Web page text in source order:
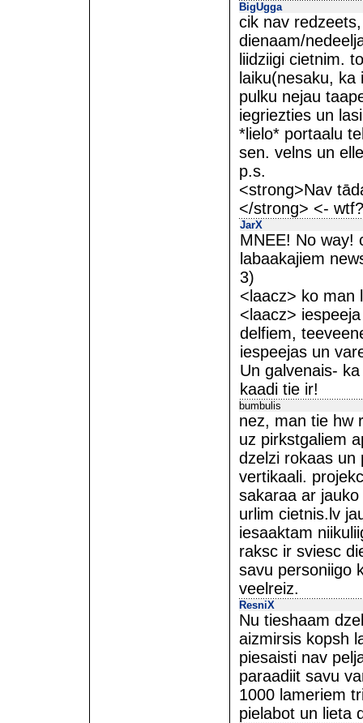
BigUgga
cik nav
dienaam/
liidziigi cietnim.
laiku(nesaku,
pulku nejau
iegriezties un
*lielo* portaalu
sen. velns un
p.s.
<strong>Nav
</strong> <-
JarX
MNEE! No way!
labaakajiem
3)
<laacz> ko man
<laacz>
delfiem,
iespeejas un
Un galvenais-
kaadi tie ir!
bumbulis
nez, man tie hw
uz pirkstgaliem
dzelzi rokaas un
vertikaali.
sakaraa ar
urlim cietnis.lv
iesaaktam
raksc ir sviesc
savu personiigo
veelreiz.
ResniX
Nu tieshaam
aizmirsis kopsh
piesaisti nav
paraadiit savu
1000 lameriem
pielabot un lieta